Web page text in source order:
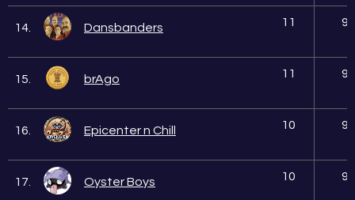
14. Dansbanders 11 9
15. brAgo 11 9
16. Epicenter n Chill 10 9
17. Oyster Boys 10 9